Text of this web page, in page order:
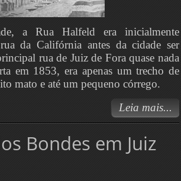
a Rua Halfeld era inicialmente
da Califórnia antes da cidade ser
rua de Juiz de Fora quase nada
em 1853, era apenas um trecho de
mato e até um pequeno córrego.
Leia mais...
Bondes em Juiz